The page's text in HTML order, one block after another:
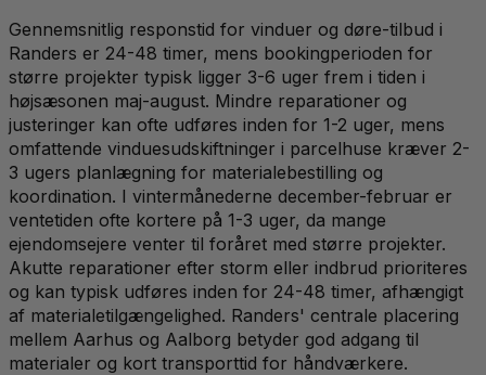
Gennemsnitlig responstid for vinduer og døre-tilbud i
Randers er 24-48 timer, mens bookingperioden for
større projekter typisk ligger 3-6 uger frem i tiden i
højsæsonen maj-august. Mindre reparationer og
justeringer kan ofte udføres inden for 1-2 uger, mens
omfattende vinduesudskiftninger i parcelhuse kræver 2-
3 ugers planlægning for materialebestilling og
koordination. I vintermånederne december-februar er
ventetiden ofte kortere på 1-3 uger, da mange
ejendomsejere venter til foråret med større projekter.
Akutte reparationer efter storm eller indbrud prioriteres
og kan typisk udføres inden for 24-48 timer, afhængigt
af materialetilgængelighed. Randers' centrale placering
mellem Aarhus og Aalborg betyder god adgang til
materialer og kort transporttid for håndværkere.